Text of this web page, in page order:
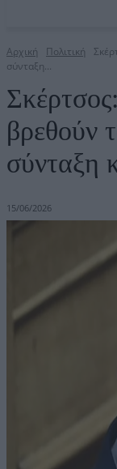
Αρχική Πολιτική
σύνταξη...
βρεθούν
σύνταξη
15/06/2026